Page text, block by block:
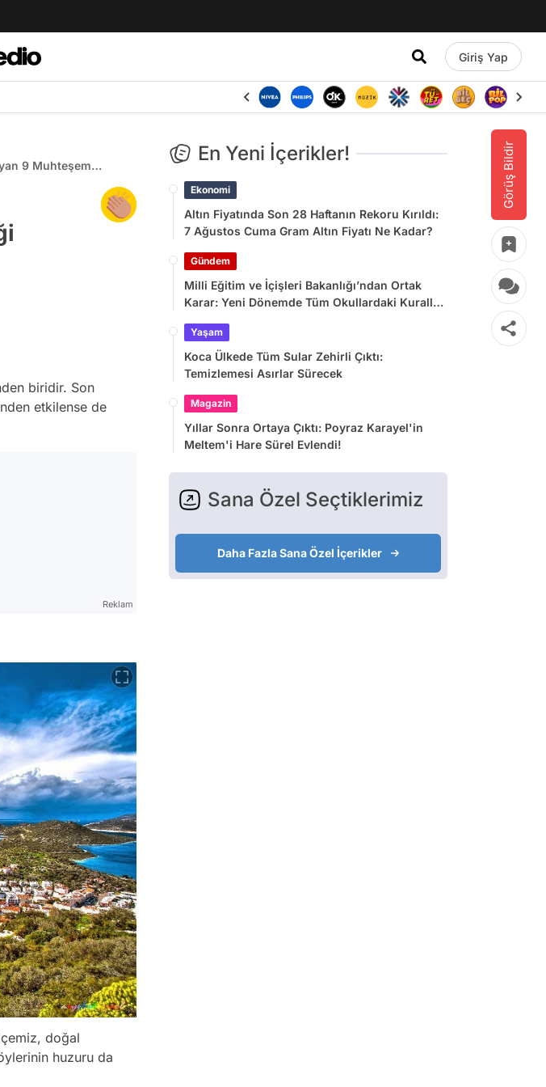
Giriş Yap
Görüş Bildir
9 Muhteşem
biridir. Son
etkilense de
Reklam
doğal
huzuru da
En Yeni İçerikler!
Ekonomi
Altın Fiyatında Son 28 Haftanın Rekoru Kırıldı:
7 Ağustos Cuma Gram Altın Fiyatı Ne Kadar?
Gündem
Milli Eğitim ve İçişleri Bakanlığı’ndan Ortak
Karar: Yeni Dönemde Tüm Okullardaki Kurallar
Yaşam
Koca Ülkede Tüm Sular Zehirli Çıktı:
Temizlemesi Asırlar Sürecek
Magazin
Yıllar Sonra Ortaya Çıktı: Poyraz Karayel'in
Meltem'i Hare Sürel Evlendi!
Sana Özel Seçtiklerimiz
Daha Fazla Sana Özel İçerikler